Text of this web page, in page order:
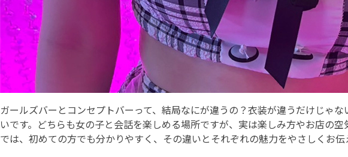
ガールズバーとコンセプトバーって、結局なにが違うの？衣装が違うだけじゃ
いです。どちらも女の子と会話を楽しめる場所ですが、実は楽しみ方やお店の
では、初めての方でも分かりやすく、その違いとそれぞれの魅力をやさしくお伝